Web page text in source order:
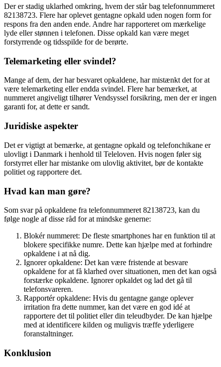
Der er stadig uklarhed omkring, hvem der står bag telefonnummeret
82138723. Flere har oplevet gentagne opkald uden nogen form for
respons fra den anden ende. Andre har rapporteret om mærkelige
lyde eller stønnen i telefonen. Disse opkald kan være meget
forstyrrende og tidsspilde for de berørte.
Telemarketing eller svindel?
Mange af dem, der har besvaret opkaldene, har mistænkt det for at
være telemarketing eller endda svindel. Flere har bemærket, at
nummeret angiveligt tilhører Vendsyssel forsikring, men der er ingen
garanti for, at dette er sandt.
Juridiske aspekter
Det er vigtigt at bemærke, at gentagne opkald og telefonchikane er
ulovligt i Danmark i henhold til Teleloven. Hvis nogen føler sig
forstyrret eller har mistanke om ulovlig aktivitet, bør de kontakte
politiet og rapportere det.
Hvad kan man gøre?
Som svar på opkaldene fra telefonnummeret 82138723, kan du
følge nogle af disse råd for at mindske generne:
Blokér nummeret: De fleste smartphones har en funktion til at
blokere specifikke numre. Dette kan hjælpe med at forhindre
opkaldene i at nå dig.
Ignorer opkaldene: Det kan være fristende at besvare
opkaldene for at få klarhed over situationen, men det kan også
forstærke opkaldene. Ignorer opkaldet og lad det gå til
telefonsvareren.
Rapportér opkaldene: Hvis du gentagne gange oplever
irritation fra dette nummer, kan det være en god idé at
rapportere det til politiet eller din teleudbyder. De kan hjælpe
med at identificere kilden og muligvis træffe yderligere
foranstaltninger.
Konklusion